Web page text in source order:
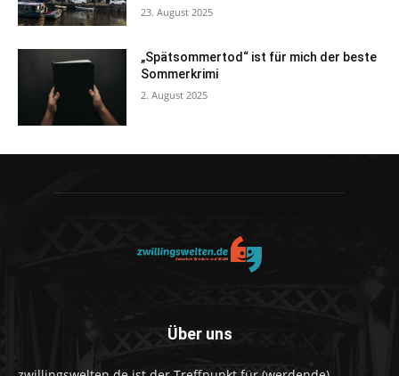
23. August 2025
„Spätsommertod“ ist für mich der beste
Sommerkrimi
2. August 2025
Über uns